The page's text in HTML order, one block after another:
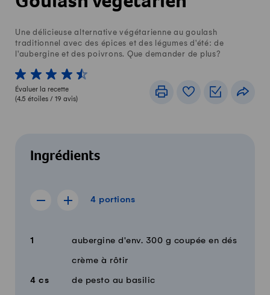
Une délicieuse alternative végétarienne au goulash
traditionnel avec des épices et des légumes d'été: de
l'aubergine et des poivrons. Que demander de plus?
1 von 5 étoiles
2 von 5 étoiles
3 von 5 étoiles
4 von 5 étoiles
5 von 5 étoiles
Évaluer la recette
(4.5 étoiles / 19 avis)
ImprimerLivre de recettes
Listes de
Ingrédients
4 portions
Afficher la recette de 3 portions
Afficher la recette de 5 portions
4 portions
Quantité Ingrédients
1 aubergine d'env. 300 g coupée en dés
crème à rôtir
4 cs de pesto au basilic